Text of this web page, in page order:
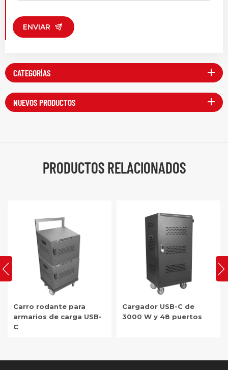
ENVIAR
CATEGORÍAS
NUEVOS PRODUCTOS
PRODUCTOS RELACIONADOS
Carro rodante para
armarios de carga USB-
C
Cargador USB-C de
3000 W y 48 puertos